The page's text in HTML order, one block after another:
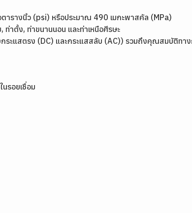
รางนิ้ว (psi) หรือประมาณ 490 เมกะพาสคัล (MPa)
าตั้ง, ท่าขนานนอน และท่าเหนือศีรษะ
ระแสตรง (DC) และกระแสสลับ (AC)) รวมถึงคุณสมบัติทา
รอยเชื่อม